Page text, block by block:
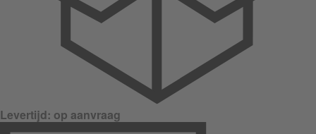
Levertijd: op aanvraag